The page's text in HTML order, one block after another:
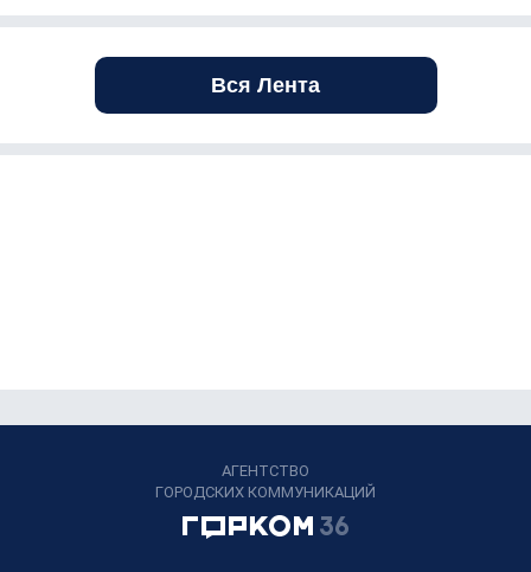
Вся Лента
АГЕНТСТВО
ГОРОДСКИХ КОММУНИКАЦИЙ